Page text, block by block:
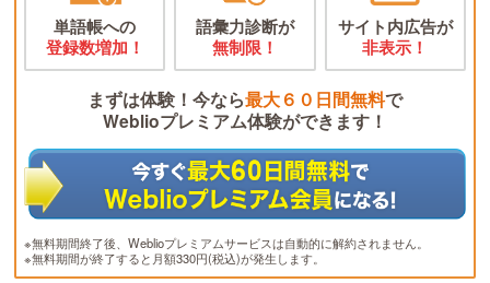
単語帳への
登録数増加！
語彙力診断が
無制限！
サイト内広告が
非表示！
まずは体験！今なら最大６０日間無料で
Weblioプレミアム体験ができます！
※無料期間終了後、Weblioプレミアムサービスは自動的に解約されません。
※無料期間が終了すると月額330円(税込)が発生します。